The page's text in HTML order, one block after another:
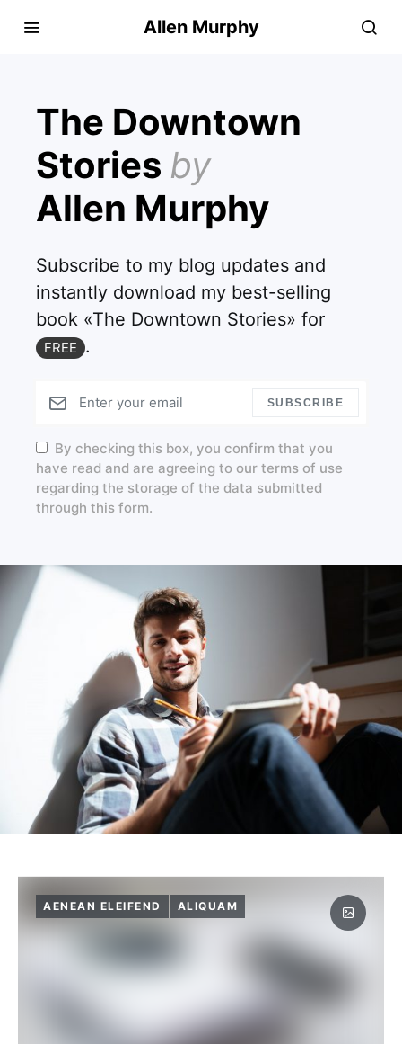
Allen Murphy
The Downtown
Stories by
Allen Murphy
Subscribe to my blog updates and
instantly download my best-selling
book «The Downtown Stories» for
FREE .
SUBSCRIBE
By checking this box, you confirm that you
have read and are agreeing to our terms of use
regarding the storage of the data submitted
through this form.
AENEAN ELEIFEND ALIQUAM